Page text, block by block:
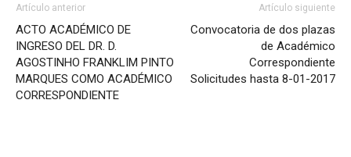
Artículo anterior
ACTO ACADÉMICO DE
INGRESO DEL DR. D.
AGOSTINHO FRANKLIM PINTO
MARQUES COMO ACADÉMICO
CORRESPONDIENTE
Artículo siguiente
Convocatoria de dos plazas
de Académico
Correspondiente
Solicitudes hasta 8-01-2017